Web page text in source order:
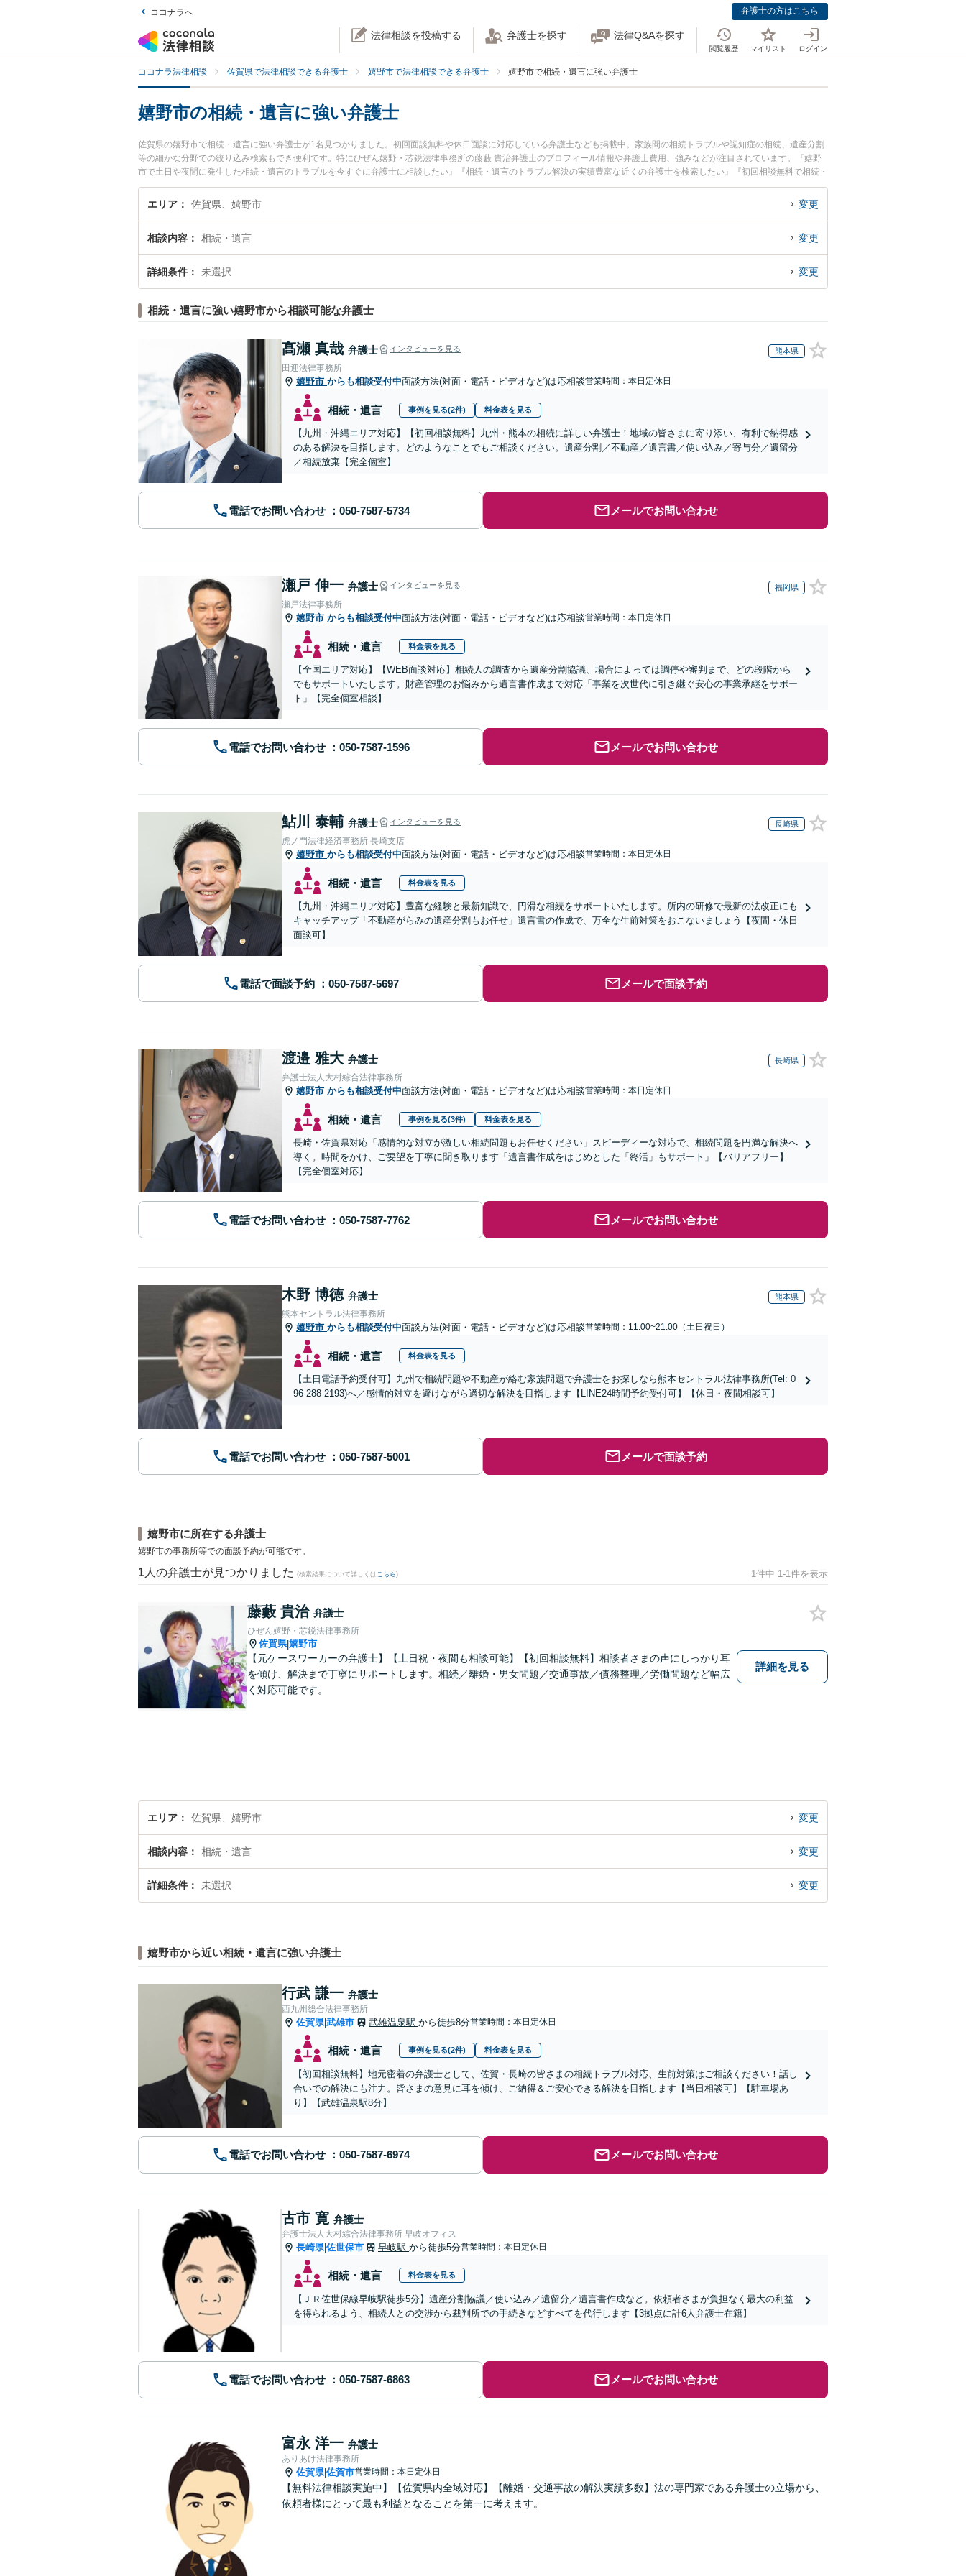
ココナラへ 弁護士の方はこちら
法律相談を投稿する 弁護士を探す 法律Q&Aを探す
閲覧履歴 マイリスト ログイン
ココナラ法律相談 佐賀県で法律相談できる弁護士 嬉野市で法律相談できる弁護士 嬉野市で相続・遺言に強い弁護士
嬉野市の相続・遺言に強い弁護士
佐賀県の嬉野市で相続・遺言に強い弁護士が1名見つかりました。初回面談無料や休日面談に対応している弁護士なども掲載中。家族間の相続トラブルや認知症の相続、遺産分割
等の細かな分野での絞り込み検索もでき便利です。特にひぜん嬉野・芯鋭法律事務所の藤藪 貴治弁護士のプロフィール情報や弁護士費用、強みなどが注目されています。『嬉野
市で土日や夜間に発生した相続・遺言のトラブルを今すぐに弁護士に相談したい』『相続・遺言のトラブル解決の実績豊富な近くの弁護士を検索したい』『初回相談無料で相続・
遺言を法律相談できる嬉野市内の弁護士に相談予約したい』などでお困りの相談者さんにおすすめです。
エリア 佐賀県、嬉野市 変更
相談内容 相続・遺言 変更
詳細条件 未選択 変更
相続・遺言に強い嬉野市から相談可能な弁護士
髙瀬 真哉 弁護士 インタビューを見る 熊本県
田迎法律事務所
嬉野市 からも相談受付中面談方法(対面・電話・ビデオなど)は応相談営業時間：本日定休日
相続・遺言 事例を見る(2件) 料金表を見る
【九州・沖縄エリア対応】【初回相談無料】九州・熊本の相続に詳しい弁護士！地域の皆さまに寄り添い、有利で納得感
のある解決を目指します。どのようなことでもご相談ください。遺産分割／不動産／遺言書／使い込み／寄与分／遺留分
／相続放棄【完全個室】
電話でお問い合わせ メールでお問い合わせ
瀬戸 伸一 弁護士 インタビューを見る 福岡県
瀬戸法律事務所
嬉野市 からも相談受付中面談方法(対面・電話・ビデオなど)は応相談営業時間：本日定休日
相続・遺言 料金表を見る
【全国エリア対応】【WEB面談対応】相続人の調査から遺産分割協議、場合によっては調停や審判まで、どの段階から
でもサポートいたします。財産管理のお悩みから遺言書作成まで対応「事業を次世代に引き継ぐ安心の事業承継をサポー
ト」【完全個室相談】
電話でお問い合わせ メールでお問い合わせ
鮎川 泰輔 弁護士 インタビューを見る 長崎県
虎ノ門法律経済事務所 長崎支店
嬉野市 からも相談受付中面談方法(対面・電話・ビデオなど)は応相談営業時間：本日定休日
相続・遺言 料金表を見る
【九州・沖縄エリア対応】豊富な経験と最新知識で、円滑な相続をサポートいたします。所内の研修で最新の法改正にも
キャッチアップ「不動産がらみの遺産分割もお任せ」遺言書の作成で、万全な生前対策をおこないましょう【夜間・休日
面談可】
電話で面談予約 メールで面談予約
渡邉 雅大 弁護士 長崎県
弁護士法人大村綜合法律事務所
嬉野市 からも相談受付中面談方法(対面・電話・ビデオなど)は応相談営業時間：本日定休日
相続・遺言 事例を見る(3件) 料金表を見る
長崎・佐賀県対応「感情的な対立が激しい相続問題もお任せください」スピーディーな対応で、相続問題を円満な解決へ
導く。時間をかけ、ご要望を丁寧に聞き取ります「遺言書作成をはじめとした「終活」もサポート」【バリアフリー】
【完全個室対応】
電話でお問い合わせ メールでお問い合わせ
木野 博徳 弁護士 熊本県
熊本セントラル法律事務所
嬉野市 からも相談受付中面談方法(対面・電話・ビデオなど)は応相談営業時間：11:00~21:00（土日祝日）
相続・遺言 料金表を見る
【土日電話予約受付可】九州で相続問題や不動産が絡む家族問題で弁護士をお探しなら熊本セントラル法律事務所(Tel: 0
96-288-2193)へ／感情的対立を避けながら適切な解決を目指します【LINE24時間予約受付可】【休日・夜間相談可】
電話でお問い合わせ メールで面談予約
嬉野市に所在する弁護士
嬉野市の事務所等での面談予約が可能です。
1 人の弁護士が見つかりました (検索結果について詳しくは こちら) 1件中 1-1件を表示
藤藪 貴治 弁護士
ひぜん嬉野・芯鋭法律事務所
佐賀県|嬉野市
【元ケースワーカーの弁護士】【土日祝・夜間も相談可能】【初回相談無料】相談者さまの声にしっかり耳
を傾け、解決まで丁寧にサポートします。相続／離婚・男女問題／交通事故／債務整理／労働問題など幅広
く対応可能です。
詳細を見る
エリア 佐賀県、嬉野市 変更
相談内容 相続・遺言 変更
詳細条件 未選択 変更
嬉野市から近い相続・遺言に強い弁護士
行武 謙一 弁護士
西九州総合法律事務所
佐賀県|武雄市 武雄温泉駅 から徒歩8分営業時間：本日定休日
相続・遺言 事例を見る(2件) 料金表を見る
【初回相談無料】地元密着の弁護士として、佐賀・長崎の皆さまの相続トラブル対応、生前対策はご相談ください！話し
合いでの解決にも注力。皆さまの意見に耳を傾け、ご納得＆ご安心できる解決を目指します【当日相談可】【駐車場あ
り】【武雄温泉駅8分】
電話でお問い合わせ メールでお問い合わせ
古市 寛 弁護士
弁護士法人大村綜合法律事務所 早岐オフィス
長崎県|佐世保市 早岐駅 から徒歩5分営業時間：本日定休日
相続・遺言 料金表を見る
【ＪＲ佐世保線早岐駅徒歩5分】遺産分割協議／使い込み／遺留分／遺言書作成など。依頼者さまが負担なく最大の利益
を得られるよう、相続人との交渉から裁判所での手続きなどすべてを代行します【3拠点に計6人弁護士在籍】
電話でお問い合わせ メールでお問い合わせ
富永 洋一 弁護士
ありあけ法律事務所
佐賀県|佐賀市営業時間：本日定休日
【無料法律相談実施中】【佐賀県内全域対応】【離婚・交通事故の解決実績多数】法の専門家である弁護士の立場から、
依頼者様にとって最も利益となることを第一に考えます。